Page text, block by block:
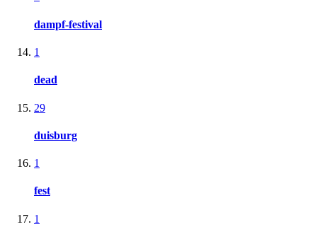
dampf-festival
1
dead
29
duisburg
1
fest
1